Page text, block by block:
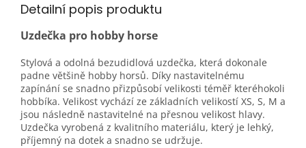
Detailní popis produktu
Uzdečka pro hobby horse
Stylová a odolná bezudidlová uzdečka, která dokonale
padne většině hobby horsů. Díky nastavitelnému
zapínání se snadno přizpůsobí velikosti téměř kteréhokoli
hobbíka. Velikost vychází ze základních velikostí XS, S, M a
jsou následně nastavitelné na přesnou velikost hlavy.
Uzdečka vyrobená z kvalitního materiálu, který je lehký,
příjemný na dotek a snadno se udržuje.